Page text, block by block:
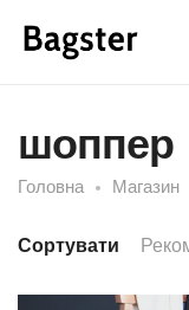
шоппер
Головна Магазин
Сортувати